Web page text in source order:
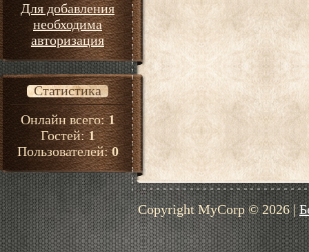
Для добавления
необходима
авторизация
Статистика
Онлайн всего:1
Гостей:1
Пользователей:0
Copyright MyCorp © 2026|